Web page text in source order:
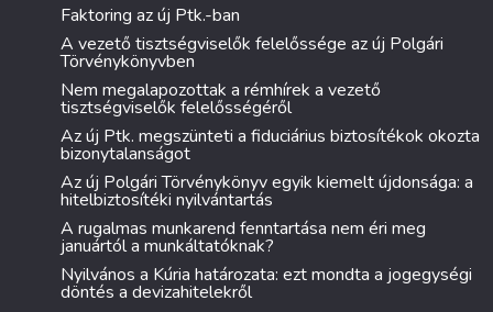
Faktoring az új Ptk.-ban
A vezető tisztségviselők felelőssége az új Polgári
Törvénykönyvben
Nem megalapozottak a rémhírek a vezető
tisztségviselők felelősségéről
Az új Ptk. megszünteti a fiduciárius biztosítékok okozta
bizonytalanságot
Az új Polgári Törvénykönyv egyik kiemelt újdonsága: a
hitelbiztosítéki nyilvántartás
A rugalmas munkarend fenntartása nem éri meg
januártól a munkáltatóknak?
Nyilvános a Kúria határozata: ezt mondta a jogegységi
döntés a devizahitelekről